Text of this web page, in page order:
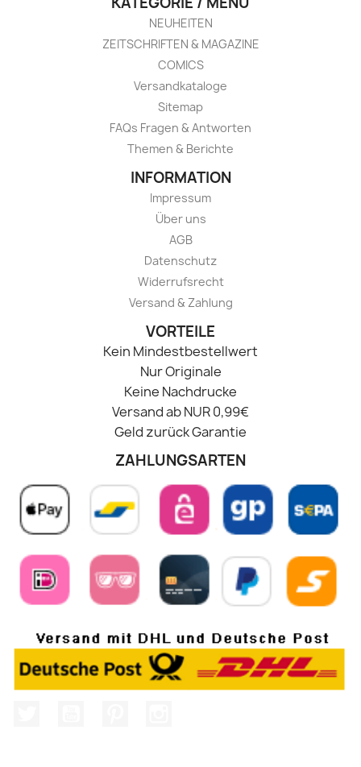
NEUHEITEN
ZEITSCHRIFTEN & MAGAZINE
COMICS
Versandkataloge
Sitemap
FAQs Fragen & Antworten
Themen & Berichte
INFORMATION
Impressum
Über uns
AGB
Datenschutz
Widerrufsrecht
Versand & Zahlung
VORTEILE
Kein Mindestbestellwert
Nur Originale
Keine Nachdrucke
Versand ab NUR 0,99€
Geld zurück Garantie
ZAHLUNGSARTEN